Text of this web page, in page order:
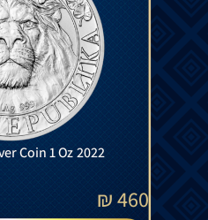
Coin 1 Oz 2022
460
₪